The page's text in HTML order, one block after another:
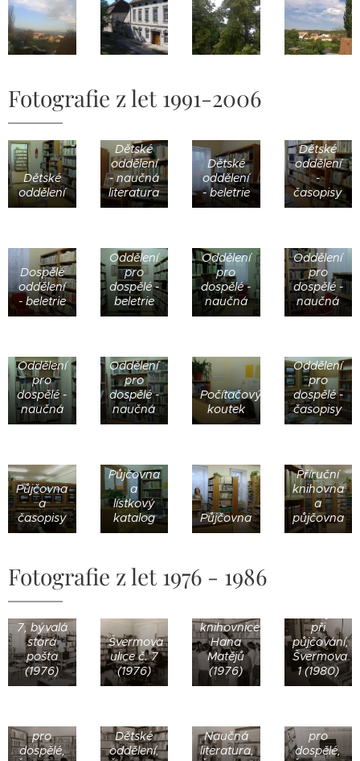
Fotografie z let 1991-2006
Dětské
oddělení
Dětské
oddělení
- naučná
literatura
Dětské
oddělení
- beletrie
Dětské
oddělení
-
časopisy
Dospělé
oddělení
- beletrie
Oddělení
pro
dospělé -
beletrie
Oddělení
pro
dospělé -
naučná
Oddělení
pro
dospělé -
naučná
Oddělení
pro
dospělé -
naučná
Oddělení
pro
dospělé -
naučná
Počítačový
koutek
Oddělení
pro
dospělé -
časopisy
Půjčovna
a
časopisy
Půjčovna
a
lístkový
katalog
Půjčovna
Příruční
knihovna
a
půjčovna
Fotografie z let 1976 - 1986
7, bývalá
stará
pošta
(1976)
Švermova
ulice č. 7
(1976)
knihovnice
Hana
Matějů
(1976)
při
půjčování,
Švermova
1 (1980)
pro
dospělé,
Dětské
oddělení,
Naučná
literatura,
pro
dospělé,